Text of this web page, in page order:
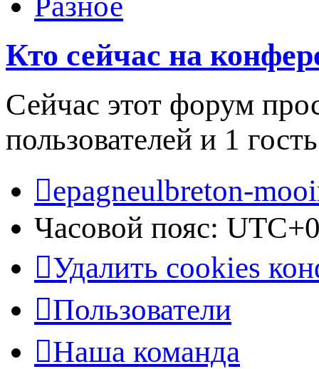
Кто сейчас на
Сейчас этот форум
пользователей и 1 гость
epagneulbreton-
Часовой пояс:
Удалить cookies
Пользователи
Наша команда